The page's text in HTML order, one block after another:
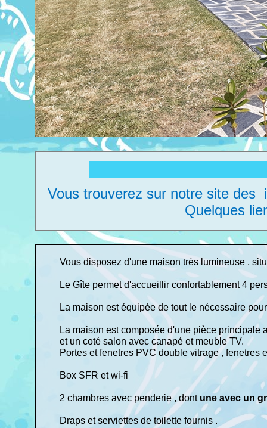
Vous trouverez sur notre site des
Quelques
Vous disposez d'une maison très lumineuse ,
Le Gîte permet d'accueillir confortablement 4
La maison est équipée de tout le nécessaire
La maison est composée d'une pièce
et un coté salon avec canapé et meuble TV.
Portes et fenetres PVC double vitrage , fenetres
Box SFR et wi-fi
2 chambres avec penderie , dontune avec un
Draps et serviettes de toilette fournis .